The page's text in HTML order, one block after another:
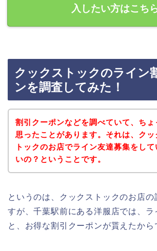
入したい方はこち
クックストックのライン
ンを調査してみた！
割引クーポンなどを調べていて、ちょ
思ったことがあります。それは、クッ
トックのお店でライン友達募集をして
いの？ということです。
というのは、クックストックのお店の
すが、千葉駅前にある洋服店では、ラ
と、お得な割引クーポンが貰えたから